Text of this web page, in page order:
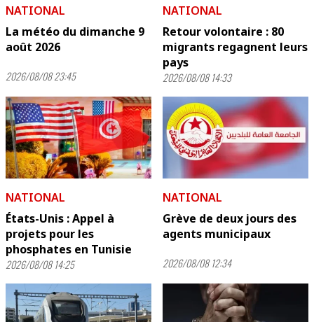
NATIONAL
La météo du dimanche 9
août 2026
2026/08/08 23:45
NATIONAL
Retour volontaire : 80
migrants regagnent leurs
pays
2026/08/08 14:33
NATIONAL
États-Unis : Appel à
projets pour les
phosphates en Tunisie
2026/08/08 14:25
NATIONAL
Grève de deux jours des
agents municipaux
2026/08/08 12:34